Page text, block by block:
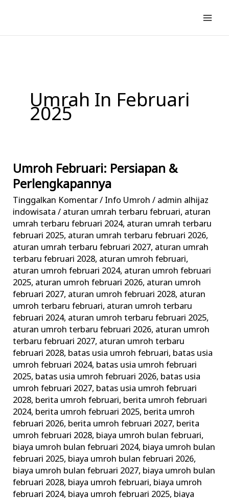
konten
Umrah In Februari
2025
Umroh Februari: Persiapan &
Perlengkapannya
Tinggalkan Komentar/ Info Umroh / admin alhijaz
indowisata/ aturan umrah terbaru februari, aturan
umrah terbaru februari 2024, aturan umrah terbaru
februari 2025, aturan umrah terbaru februari 2026,
aturan umrah terbaru februari 2027, aturan umrah
terbaru februari 2028, aturan umroh februari,
aturan umroh februari 2024, aturan umroh februari
2025, aturan umroh februari 2026, aturan umroh
februari 2027, aturan umroh februari 2028, aturan
umroh terbaru februari, aturan umroh terbaru
februari 2024, aturan umroh terbaru februari 2025,
aturan umroh terbaru februari 2026, aturan umroh
terbaru februari 2027, aturan umroh terbaru
februari 2028, batas usia umroh februari, batas usia
umroh februari 2024, batas usia umroh februari
2025, batas usia umroh februari 2026, batas usia
umroh februari 2027, batas usia umroh februari
2028, berita umroh februari, berita umroh februari
2024, berita umroh februari 2025, berita umroh
februari 2026, berita umroh februari 2027, berita
umroh februari 2028, biaya umroh bulan februari,
biaya umroh bulan februari 2024, biaya umroh bulan
februari 2025, biaya umroh bulan februari 2026,
biaya umroh bulan februari 2027, biaya umroh bulan
februari 2028, biaya umroh februari, biaya umroh
februari 2024, biaya umroh februari 2025, biaya
Umroh
Februari:
Persiapan
&
Perlengkapannya